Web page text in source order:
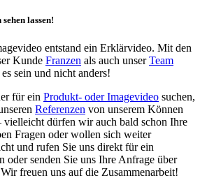
lassen!
entstand ein Erklärvideo. Mit den
Kunde Franzen als auch unserTeam
sein und nicht anders!
für ein Produkt- oder Imagevideo suchen,
Referenzen von unserem Können
vielleicht dürfen wir auch bald schon Ihre
Fragen oder wollen sich weiter
und rufen Sie uns direkt für ein
oder senden Sie uns Ihre Anfrage über
freuen uns auf die Zusammenarbeit!